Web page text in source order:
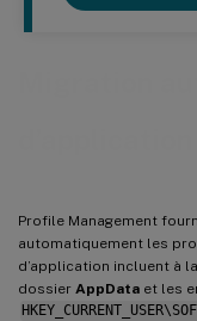
Profile Management
automatiquement les
d’application incluent à
dossier AppData et les